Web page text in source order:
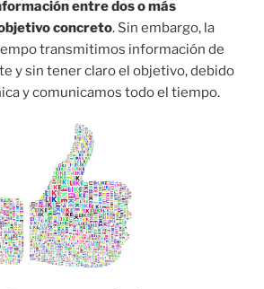
entre dos o más
concreto. Sin embargo, la
transmitimos información de
y sin tener claro el objetivo, debido
y comunicamos todo el tiempo.